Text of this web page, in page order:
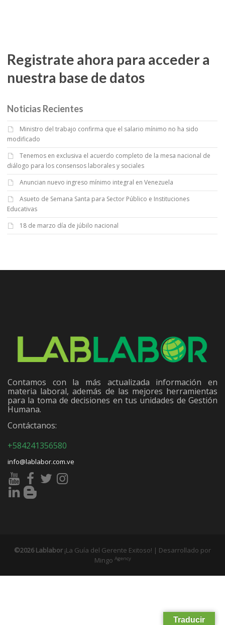
Registrate ahora para acceder a
nuestra base de datos
Noticias Recientes
Ministro del trabajo confirma que el salario mínimo no ha sido
modificado
Tenemos en exclusiva el acuerdo completo de la mesa nacional de
diálogo para los consensos laborales y sociales
Anuncian nuevo ingreso mínimo integral en Venezuela
Asueto de Semana Santa para Sector Público e Instituciones
Educativas
18 de marzo día de júbilo nacional
Contamos con la más actualizada información en
materia laboral, además de las mejores herramientas
para la toma de decisiones en tus unidades de Gestión
Humana.
Contáctanos:
+584241356580
info@lablabor.com.ve
©2026 Lablabor ¡La Guía del Gerente Exitoso! | Desarrollado por
Mingo Agency
Traducir